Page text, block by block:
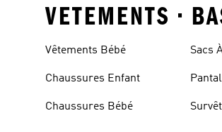
VETEMENTS •
Vêtements Bébé
Chaussures Enfant
Chaussures Bébé
Sacs